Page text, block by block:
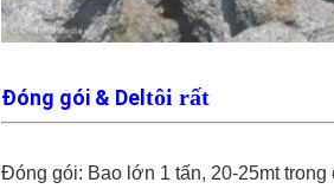
Đóng gói & Del tôi rất
Đóng gói: Bao lớn 1 tấn, 20-25mt trong